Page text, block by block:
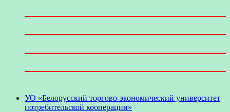
УО «Белорусский торгово-экономический университет
потребительской кооперации»